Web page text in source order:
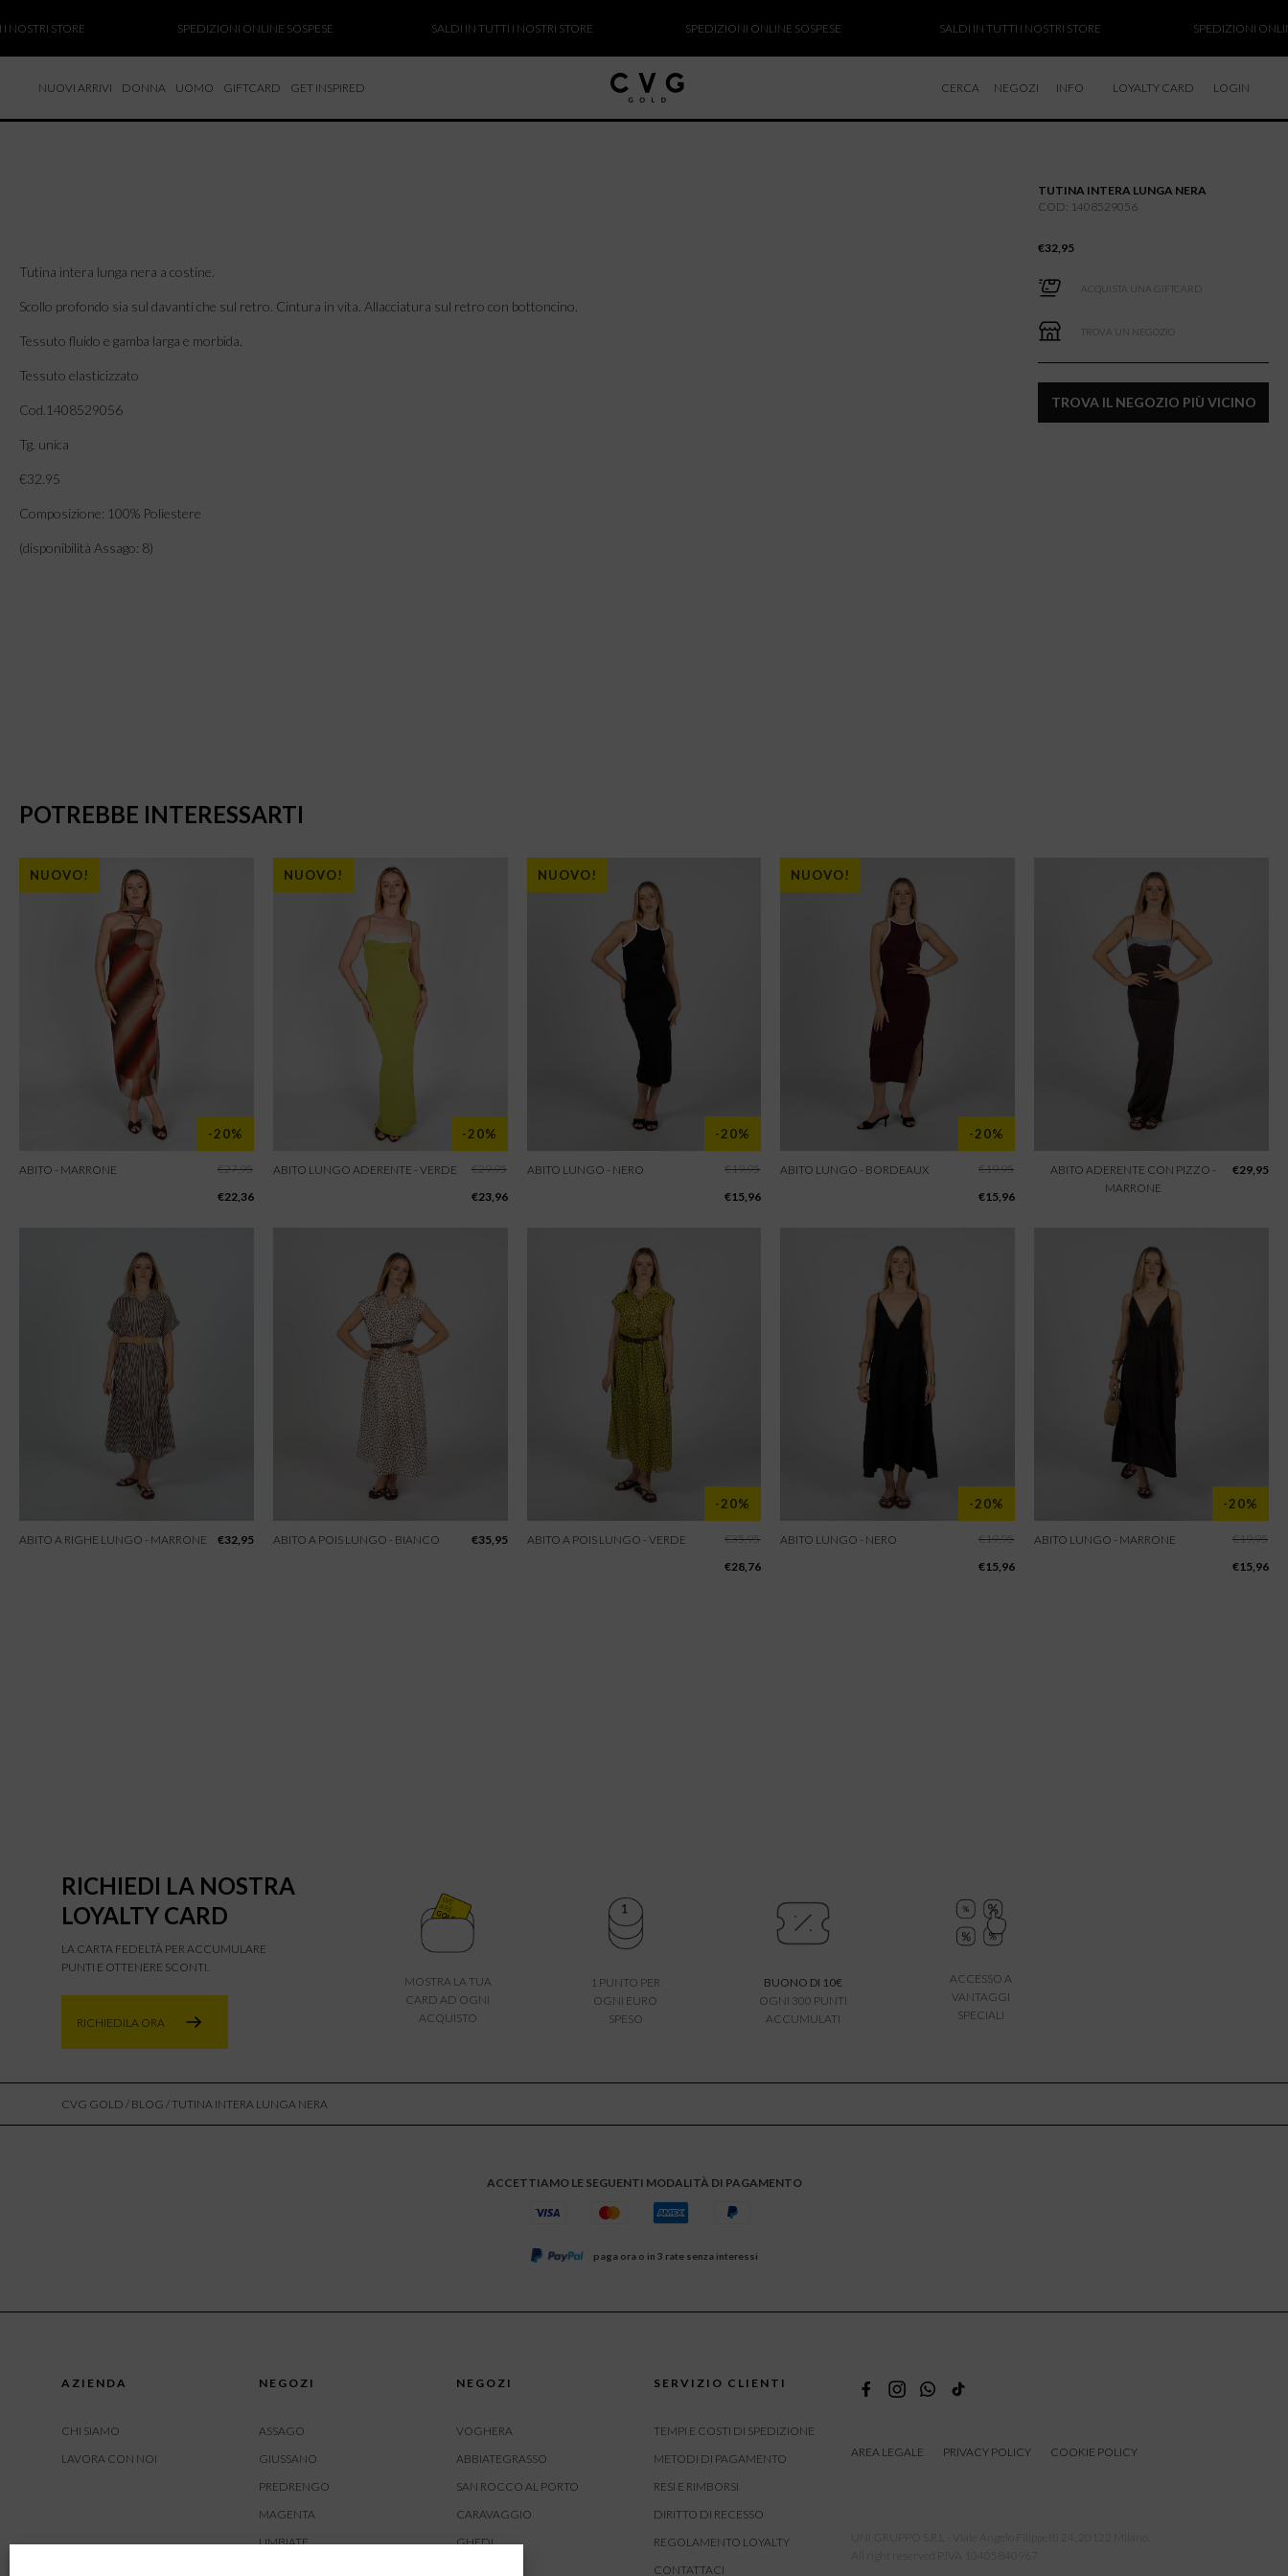
STORE SPEDIZIONI ONLINE SOSPESE SALDI IN TUTTI I NOSTRI STORE SPEDIZIONI ONLINE SOSPESE SALDI IN TUTTI I NOSTRI STORE SPEDIZIONI ONLINE
NUOVI ARRIVI DONNA UOMO GIFTCARD GET INSPIRED CERCA NEGOZI INFO
RESI E RIMBORSI
LOYALTY CARD LOGIN
ARRIVI
Tutina intera lunga nera a costine.
Scollo profondo sia sul davanti che sul retro. Cintura in vita. Allacciatura sul retro con bottoncino.
Tessuto fluido e gamba larga e morbida.
Tessuto elasticizzato
Cod.1408529056
Tg. unica
€32.95
Composizione: 100% Poliestere
(disponibilità Assago: 8)
TUTINA INTERA LUNGA NERA
COD: 1408529056
€32,95
ACQUISTA UNA GIFTCARD
TROVA UN NEGOZIO
TROVA IL NEGOZIO PIÙ VICINO
POTREBBE INTERESSARTI
NUOVO!
-20%
ABITO - MARRONE €27,95
€22,36
NUOVO!
-20%
ABITO LUNGO ADERENTE - VERDE €29,95
€23,96
NUOVO!
-20%
ABITO LUNGO - NERO €19,95
€15,96
NUOVO!
-20%
ABITO LUNGO - BORDEAUX €19,95
€15,96
ABITO ADERENTE CON PIZZO -
MARRONE
€29,95
ABITO A RIGHE LUNGO - MARRONE €32,95 ABITO A POIS LUNGO - BIANCO €35,95
-20%
ABITO A POIS LUNGO - VERDE €35,95
€28,76
-20%
ABITO LUNGO - NERO €19,95
€15,96
-20%
ABITO LUNGO - MARRONE €19,95
€15,96
RICHIEDI LA NOSTRA
LOYALTY CARD
LA CARTA FEDELTÀ PER ACCUMULARE
PUNTI E OTTENERE SCONTI.
RICHIEDILA ORA
MOSTRA LA TUA
CARD AD OGNI
ACQUISTO
1 PUNTO PER
OGNI EURO
SPESO
BUONO DI 10€
OGNI 300 PUNTI
ACCUMULATI
ACCESSO A
VANTAGGI
SPECIALI
CVG GOLD / BLOG / TUTINA INTERA LUNGA NERA
ACCETTIAMO LE SEGUENTI MODALITÀ DI PAGAMENTO
paga ora o in 3 rate senza interessi
AZIENDA
CHI SIAMO
LAVORA CON NOI
NEGOZI
ASSAGO
GIUSSANO
PREDRENGO
MAGENTA
LIMBIATE
NEGOZI
VOGHERA
ABBIATEGRASSO
SAN ROCCO AL PORTO
CARAVAGGIO
GHEDI
SERVIZIO CLIENTI
TEMPI E COSTI DI SPEDIZIONE
METODI DI PAGAMENTO
RESI E RIMBORSI
DIRITTO DI RECESSO
REGOLAMENTO LOYALTY
CONTATTACI
AREA LEGALE PRIVACY POLICY COOKIE POLICY